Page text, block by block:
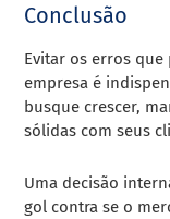
Conclusão
Evitar os erros
empresa é
busque crescer,
sólidas com seus
Uma decisão
gol contra se o